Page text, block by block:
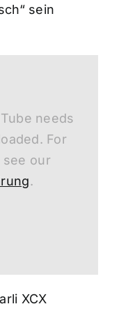
sein
needs
For
see our
.
XCX